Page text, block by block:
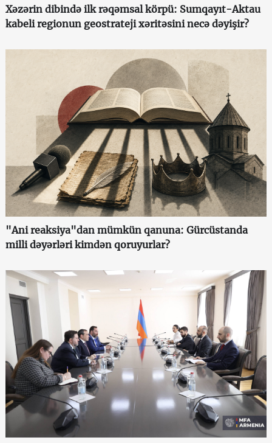
Xəzərin dibində ilk rəqəmsal körpü: Sumqayıt-Aktau
kabeli regionun geostrateji xəritəsini necə dəyişir?
"Ani reaksiya"dan mümkün qanuna: Gürcüstanda
milli dəyərləri kimdən qoruyurlar?